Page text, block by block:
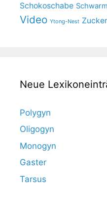
Schokoschabe
Video Ytong-Nest
Neue
Polygyn
Oligogyn
Monogyn
Gaster
Tarsus